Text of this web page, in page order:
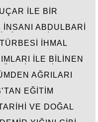
İLE BİR
İNSANI ABDULBARİ
İHMAL
İLE BİLİNEN
AĞRILARI
EĞİTİM
VE DOĞAL